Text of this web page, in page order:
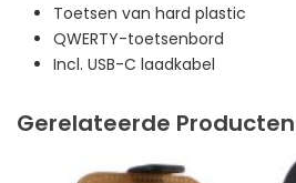
Toetsen van hard plastic
QWERTY-toetsenbord
Incl. USB-C laadkabel
Gerelateerde Producten